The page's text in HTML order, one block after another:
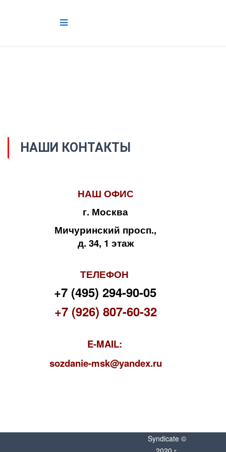
НАШИ КОНТАКТЫ
НАШ ОФИС
г. Москва
Мичуринский просп.,
д. 34, 1 этаж
ТЕЛЕФОН
+7 (495) 294-90-05
+7 (926) 807-60-32
E-MAIL:
sozdanie-msk@yandex.ru
Syndicate ©